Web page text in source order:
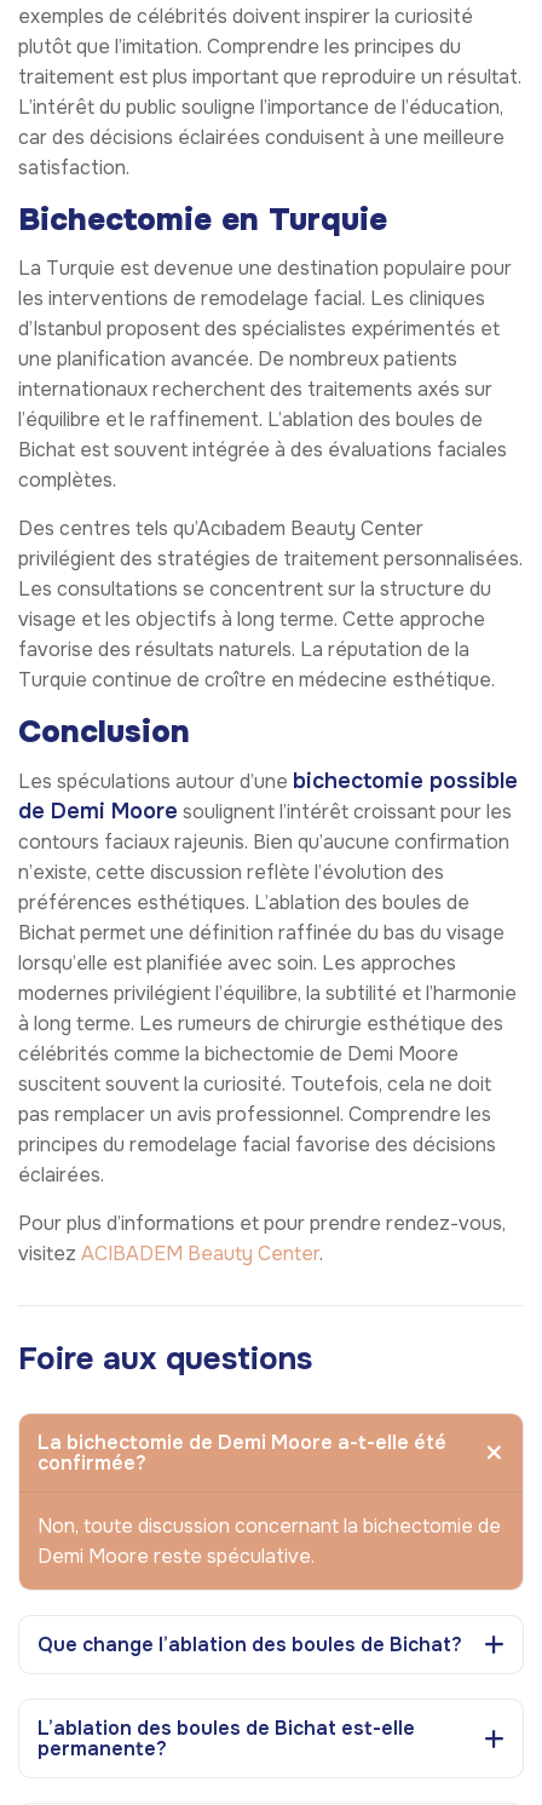
exemples de célébrités doivent inspirer la curiosité
plutôt que l’imitation. Comprendre les principes du
traitement est plus important que reproduire un résultat.
L’intérêt du public souligne l’importance de l’éducation,
car des décisions éclairées conduisent à une meilleure
satisfaction.
Bichectomie en Turquie
La Turquie est devenue une destination populaire pour
les interventions de remodelage facial. Les cliniques
d’Istanbul proposent des spécialistes expérimentés et
une planification avancée. De nombreux patients
internationaux recherchent des traitements axés sur
l’équilibre et le raffinement. L’ablation des boules de
Bichat est souvent intégrée à des évaluations faciales
complètes.
Des centres tels qu’Acıbadem Beauty Center
privilégient des stratégies de traitement personnalisées.
Les consultations se concentrent sur la structure du
visage et les objectifs à long terme. Cette approche
favorise des résultats naturels. La réputation de la
Turquie continue de croître en médecine esthétique.
Conclusion
Les spéculations autour d’une bichectomie possible
de Demi Moore soulignent l’intérêt croissant pour les
contours faciaux rajeunis. Bien qu’aucune confirmation
n’existe, cette discussion reflète l’évolution des
préférences esthétiques. L’ablation des boules de
Bichat permet une définition raffinée du bas du visage
lorsqu’elle est planifiée avec soin. Les approches
modernes privilégient l’équilibre, la subtilité et l’harmonie
à long terme. Les rumeurs de chirurgie esthétique des
célébrités comme la bichectomie de Demi Moore
suscitent souvent la curiosité. Toutefois, cela ne doit
pas remplacer un avis professionnel. Comprendre les
principes du remodelage facial favorise des décisions
éclairées.
Pour plus d’informations et pour prendre rendez-vous,
visitez ACIBADEM Beauty Center.
Foire aux questions
La bichectomie de Demi Moore a-t-elle été
confirmée?
Non, toute discussion concernant la bichectomie de
Demi Moore reste spéculative.
Que change l’ablation des boules de Bichat?
L’ablation des boules de Bichat est-elle
permanente?